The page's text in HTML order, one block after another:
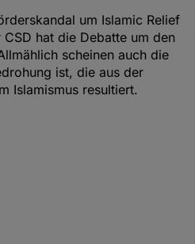
um Islamic Relief
hat die Debatte um den
scheinen auch die
ist, die aus der
Islamismus resultiert.